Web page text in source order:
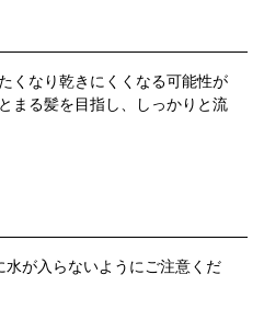
くなり乾きにくくなる可能性が
まる髪を目指し、しっかりと流
水が入らないようにご注意くだ